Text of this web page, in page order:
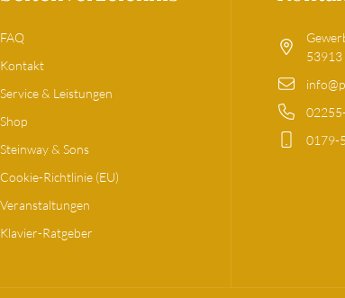
FAQ
Kontakt
Service & Leistungen
Shop
Steinway & Sons
Cookie-Richtlinie (EU)
Veranstaltungen
Klavier-Ratgeber
53913
0179-